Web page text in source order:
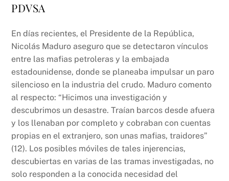
PDVSA
En días recientes, el Presidente de la República,
Nicolás Maduro aseguro que se detectaron vínculos
entre las mafias petroleras y la embajada
estadounidense, donde se planeaba impulsar un paro
silencioso en la industria del crudo. Maduro comento
al respecto: “Hicimos una investigación y
descubrimos un desastre. Traían barcos desde afuera
y los llenaban por completo y cobraban con cuentas
propias en el extranjero, son unas mafias, traidores”
(12). Los posibles móviles de tales injerencias,
descubiertas en varias de las tramas investigadas, no
solo responden a la conocida necesidad del